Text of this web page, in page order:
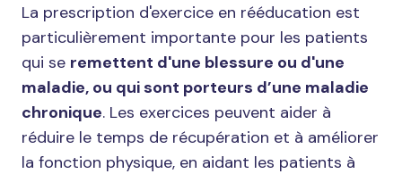
La prescription d'exercice en rééducation est
particulièrement importante pour les patients
qui se remettent d'une blessure ou d'une
maladie, ou qui sont porteurs d’une maladie
chronique. Les exercices peuvent aider à
réduire le temps de récupération et à améliorer
la fonction physique, en aidant les patients à